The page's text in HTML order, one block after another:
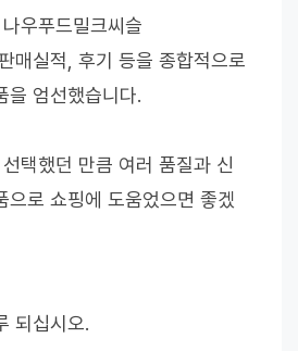
우푸드밀크씨슬
매실적, 후기 등을 종합적으로
을 엄선했습니다.
택했던 만큼 여러 품질과 신
으로 쇼핑에 도움었으면 좋겠
되십시오.